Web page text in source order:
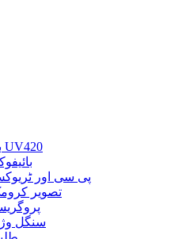
بلیو بلاک UV420
پی سی اور
تصویر
سنگل